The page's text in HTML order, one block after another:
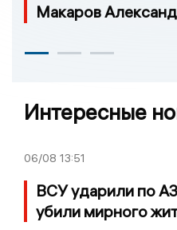
Макаров
Интересные
06/08 13:51
ВСУ ударили по
убили мирного